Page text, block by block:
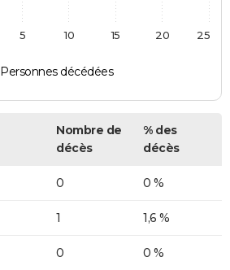
Personnes décédées
5 10 15 20 25
Nombre de
décès
% des
décès
0 0 %
1 1,6 %
0 0 %